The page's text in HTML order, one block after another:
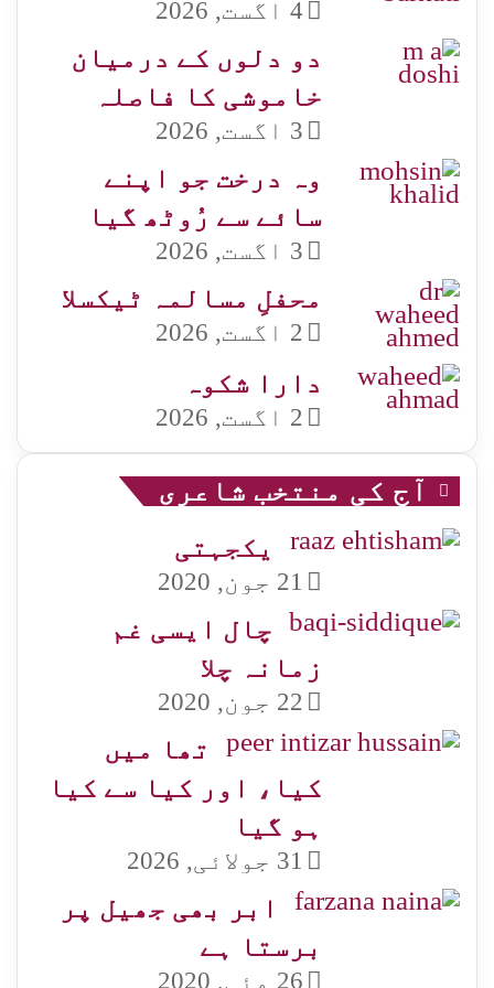
4 اگست, 2026
دو دلوں کے درمیان
خاموشی کا فاصلہ
3 اگست, 2026
وہ درخت جو اپنے
سائے سے رُوٹھ گیا
3 اگست, 2026
محفلِ مسالمہ ٹیکسلا
2 اگست, 2026
دارا شکوہ
2 اگست, 2026
آج کی منتخب شاعری
یکجہتی
21 جون, 2020
چال ایسی غم
زمانہ چلا
22 جون, 2020
تھا میں
کیا، اور کیا سے کیا
ہو گیا
31 جولائی, 2026
ابر بھی جھیل پر
برستا ہے
26 مئی, 2020